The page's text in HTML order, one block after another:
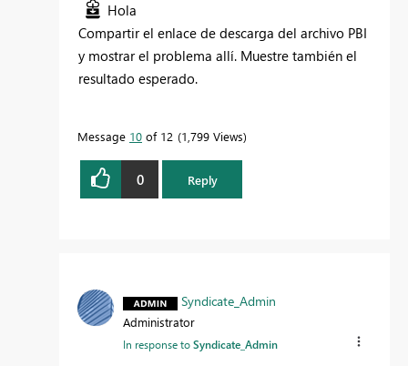
Hola
Compartir el enlace de descarga del archivo PBI
y mostrar el problema allí. Muestre también el
resultado esperado.
Message 10 of 12 1,799 Views
0 Reply
Syndicate_Admin
Administrator
In response toSyndicate_Admin